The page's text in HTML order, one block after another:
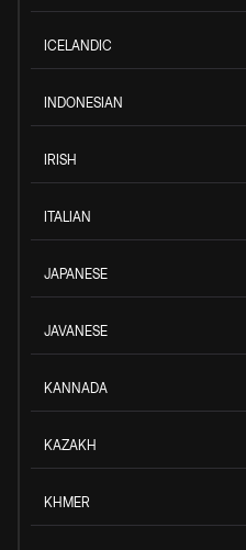
ICELANDIC
INDONESIAN
IRISH
ITALIAN
JAPANESE
JAVANESE
KANNADA
KAZAKH
KHMER